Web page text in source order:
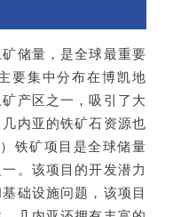
储量，是全球最重要
要集中分布在博凯地
产区之一，吸引了大
内亚的铁矿石资源也
铁矿项目是全球储量
。该项目的开发潜力
础设施问题，该项目